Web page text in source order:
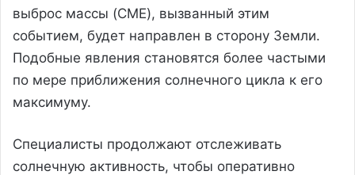
выброс массы (CME), вызванный этим
событием, будет направлен в сторону Земли.
Подобные явления становятся более частыми
по мере приближения солнечного цикла к его
максимуму​.
Специалисты продолжают отслеживать
солнечную активность, чтобы оперативно